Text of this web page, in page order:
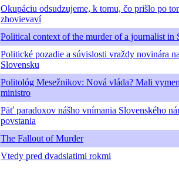
Okupáciu odsudzujeme, k tomu, čo prišlo po
zhovievaví
Political context of the murder of a journalist in
Politické pozadie a súvislosti vraždy novinára
Slovensku
Politológ Mesežnikov: Nová vláda? Mali
ministro
Päť paradoxov nášho vnímania Slovenského
povstania
The Fallout of Murder
Vtedy pred dvadsiatimi rokmi